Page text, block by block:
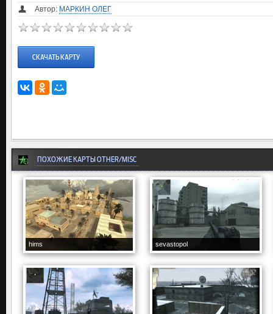
Автор: МАРКИН ОЛЕГ
СКАЧАТЬ КАРТУ
ПОХОЖИЕ КАРТЫ OTHER/MISC
hims sevastopol